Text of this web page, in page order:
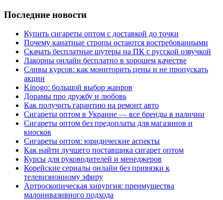
Последние новости
Купить сигареты оптом с доставкой до точки
Почему канатные стропы остаются востребованными
Скачать бесплатные шутеры на ПК с русской озвучкой
Лакорны онлайн бесплатно в хорошем качестве
Сливы курсов: как мониторить цены и не пропускать
акции
Kinogo: большой выбор жанров
Дорамы про дружбу и любовь
Как получить гарантию на ремонт авто
Сигареты оптом в Украине — все бренды в наличии
Сигареты оптом без предоплаты для магазинов и
киосков
Сигареты оптом: юридические аспекты
Как найти лучшего поставщика сигарет оптом
Курсы для руководителей и менеджеров
Корейские сериалы онлайн без привязки к
телевизионному эфиру
Артроскопическая хирургия: преимущества
малоинвазивного подхода